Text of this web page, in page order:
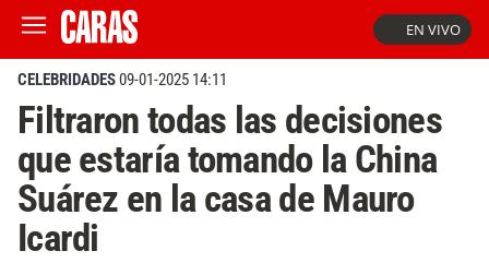
EN VIVO
CELEBRIDADES09-01-2025 14:11
Filtraron todas las decisiones
que estaría tomando la China
Suárez en la casa de Mauro
Icardi